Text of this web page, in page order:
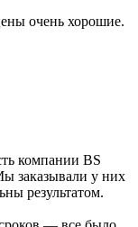
очень хорошие.
компании BS
заказывали у них
результатом.